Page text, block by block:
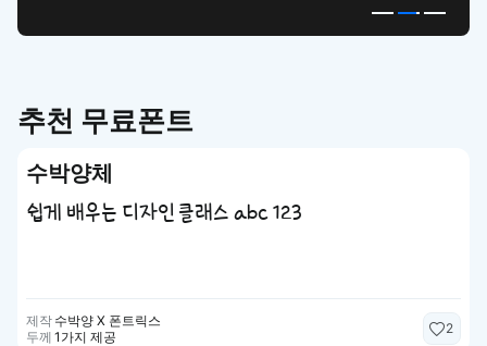
추천 무료폰트
수박양체
쉽게 배우는 디자인 클래스 abc 123
제작 수박양 X 폰트릭스
두께 1가지 제공
2